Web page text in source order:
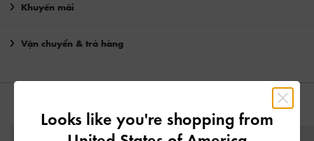
Khuyến mãi
Vận chuyển & trả hàng
CÓ THỂ BẠN SẼ THÍCH
Looks like you're shopping from